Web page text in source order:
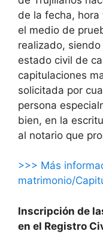
de la fecha, hora
el medio de
realizado,
estado civil de
capitulaciones
solicitada por
persona
bien, en la
al notario que
>>> Más
matrimonio/
Inscripción de
en el Registro